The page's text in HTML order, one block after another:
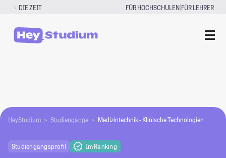
Zum
springen
DIE ZEIT FÜR HOCHSCHULEN|FÜR LEHRER
HeyStudium Studiengänge Medizintechnik - Klinische Technologien
Studiengangsprofil Im Ranking